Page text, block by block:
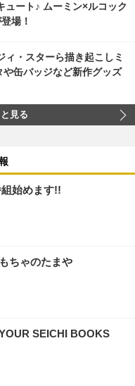
ュート♪ ムーミン×ルコック
場！
ィ・スターら描き起こしミ
缶バッジなど新作グッズ
見る
始めます!!
ちゃのたまや
SEICHI BOOKS